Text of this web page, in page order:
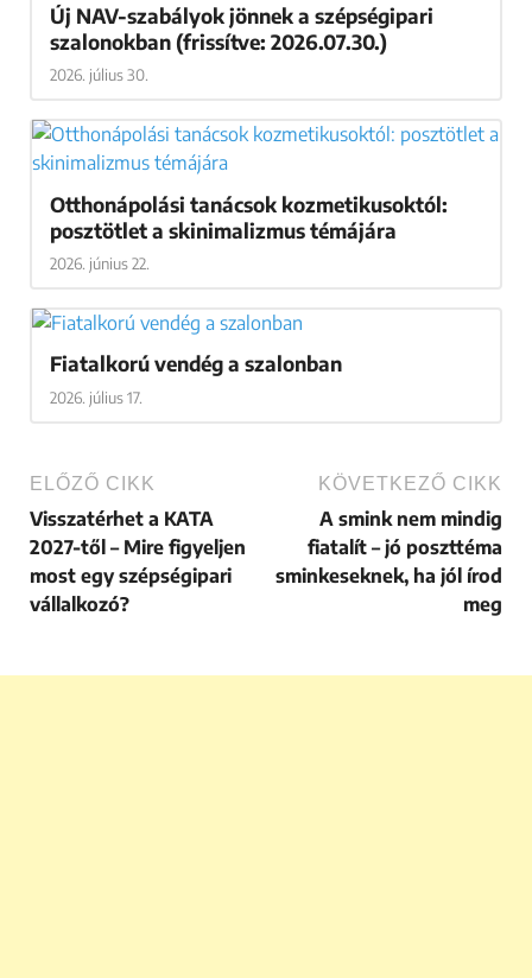
Új NAV-szabályok jönnek a szépségipari
szalonokban (frissítve: 2026.07.30.)
2026. július 30.
Otthonápolási tanácsok kozmetikusoktól:
posztötlet a skinimalizmus témájára
2026. június 22.
Fiatalkorú vendég a szalonban
2026. július 17.
ELŐZŐ CIKK
Visszatérhet a KATA
2027-től – Mire figyeljen
most egy szépségipari
vállalkozó?
KÖVETKEZŐ CIKK
A smink nem mindig
fiatalít – jó poszttéma
sminkeseknek, ha jól írod
meg